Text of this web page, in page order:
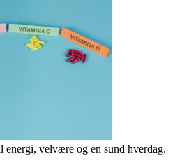
velvære og en sund hverdag.